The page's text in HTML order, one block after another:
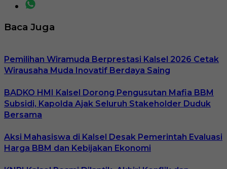
Baca Juga
Pemilihan Wiramuda Berprestasi Kalsel 2026 Cetak
Wirausaha Muda Inovatif Berdaya Saing
BADKO HMI Kalsel Dorong Pengusutan Mafia BBM
Subsidi, Kapolda Ajak Seluruh Stakeholder Duduk
Bersama
Aksi Mahasiswa di Kalsel Desak Pemerintah Evaluasi
Harga BBM dan Kebijakan Ekonomi